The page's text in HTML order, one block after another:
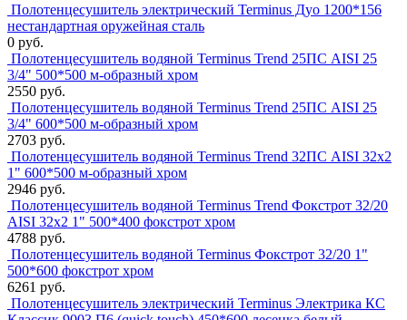
Полотенцесушитель электрический Terminus Дуо 1200*156
нестандартная оружейная сталь
0 руб.
Полотенцесушитель водяной Terminus Trend 25ПС AISI 25
3/4" 500*500 м-образный хром
2550 руб.
Полотенцесушитель водяной Terminus Trend 25ПС AISI 25
3/4" 600*500 м-образный хром
2703 руб.
Полотенцесушитель водяной Terminus Trend 32ПС AISI 32х2
1" 600*500 м-образный хром
2946 руб.
Полотенцесушитель водяной Terminus Trend Фокстрот 32/20
AISI 32х2 1" 500*400 фокстрот хром
4788 руб.
Полотенцесушитель водяной Terminus Фокстрот 32/20 1"
500*600 фокстрот хром
6261 руб.
Полотенцесушитель электрический Terminus Электрика КС